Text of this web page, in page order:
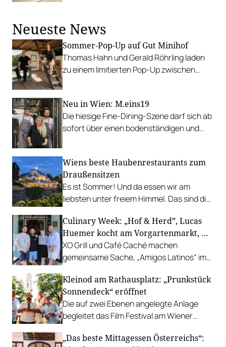
Neueste News
Sommer-Pop-Up auf Gut Minihof
Thomas Hahn und Gerald Röhrling laden
zu einem limitierten Pop-Up zwischen
Neu in Wien: M.eins19
Die hiesige Fine-Dining-Szene darf sich ab
sofort über einen bodenständigen und
Wiens beste Haubenrestaurants zum
Draußensitzen
Es ist Sommer! Und da essen wir am
liebsten unter freiem Himmel. Das sind die
Gastgarten.
Culinary Week: „Hof & Herd”, Lucas
Huemer kocht am Vorgartenmarkt, …
XO Grill und Café Caché machen
gemeinsame Sache, „Amigos Latinos“ im
Richard Rauch kocht in der Riederalm
u.v.m.
Kleinod am Rathausplatz: „Prunkstück
Sonnendeck“ eröffnet
Die auf zwei Ebenen angelegte Anlage
begleitet das Film Festival am Wiener
mit Cocktails, Snacks und
„Das beste Mittagessen Österreichs“: